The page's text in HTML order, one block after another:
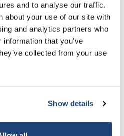
and to analyse our traffic.
about your use of our site with
and analytics partners who
that you’ve
collected from your use
Show details
newsletter to stay
new products, and
on your next
products from
brand 😀